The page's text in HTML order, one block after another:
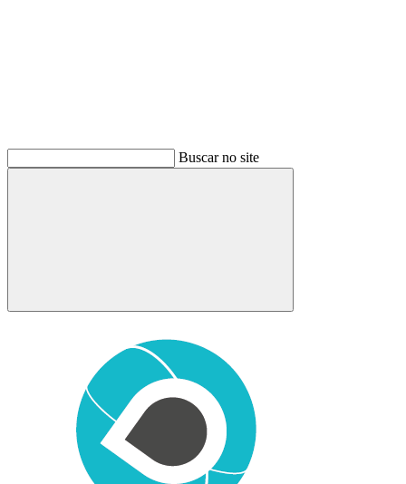
Buscar no site
Buscar